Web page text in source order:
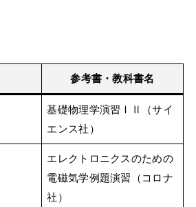
参考書・教科書名
基礎物理学演習ⅠⅡ（サイ
エンス社）
エレクトロニクスのための
電磁気学例題演習（コロナ
社）